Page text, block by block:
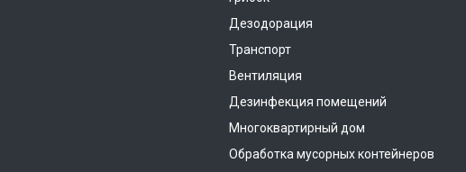
Дезодорация
Транспорт
Вентиляция
Дезинфекция помещений
Многоквартирный дом
Обработка мусорных контейнеров